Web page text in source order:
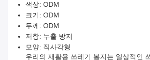
색상: ODM
크기: ODM
두께: ODM
저항: 누출 방지
모양: 직사각형
우리의 재활용 쓰레기 봉지는 일상적인